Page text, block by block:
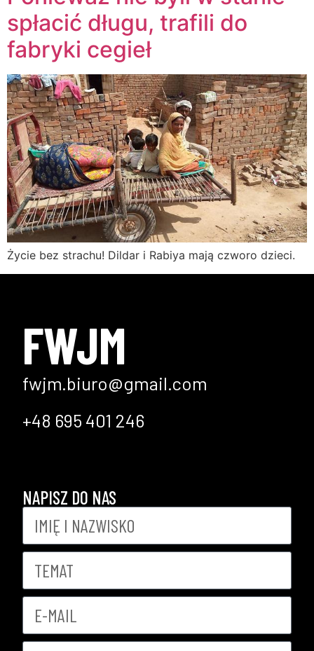
spłacić długu, trafili do
fabryki cegieł
Życie bez strachu! Dildar i Rabiya mają czworo dzieci.
FWJM
fwjm.biuro@gmail.com
+48 695 401 246
NAPISZ DO NAS